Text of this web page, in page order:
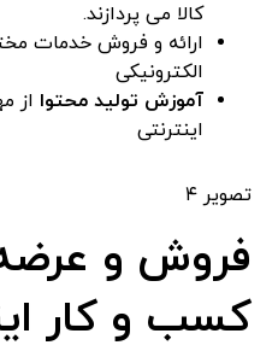
کالا می پردازند.
ارائه و فروش خدمات
الکترونیکی
آموزش تولید محتوا از
اینترنتی
تصویر ۴
فروش و عرضه
کسب و کار